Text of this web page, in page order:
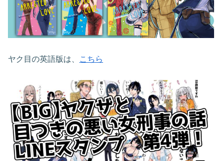
ヤク目の英語版は、 こちら